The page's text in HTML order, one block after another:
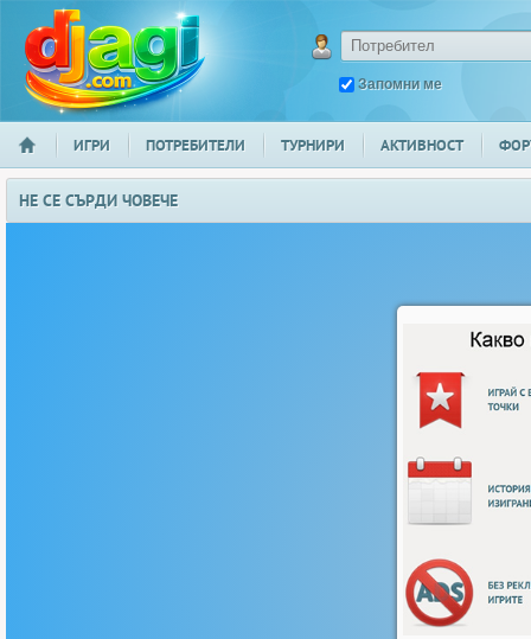
Запомни ме
НАЧАЛО
ИГРИ ПОТРЕБИТЕЛИ ТУРНИРИ АКТИВНОСТ
НЕ СЕ СЪРДИ ЧОВЕЧЕ